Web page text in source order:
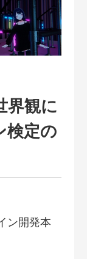
界観に
検定の
ン開発本